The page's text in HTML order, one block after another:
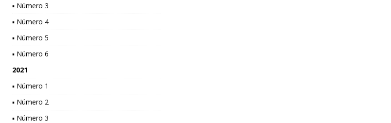
▪ Número 3
▪ Número 4
▪ Número 5
▪ Número 6
2021
▪ Número 1
▪ Número 2
▪ Número 3